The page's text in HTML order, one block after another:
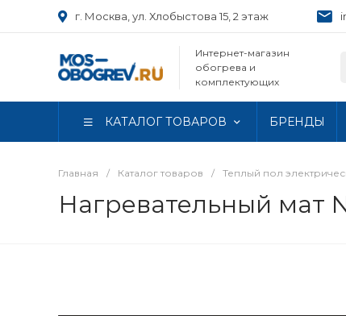
г. Москва, ул. Хлобыстова 15, 2 этаж
Интернет-магазин
обогрева и
комплектующих
КАТАЛОГ ТОВАРОВ БРЕНДЫ
Главная / Каталог товаров / Теплый пол
Нагревательный мат